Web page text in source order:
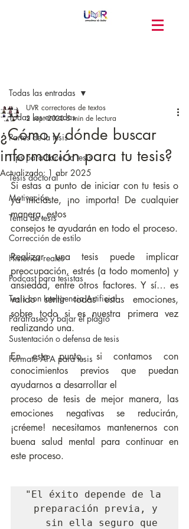
Todas las entradas
Partes de la tesis
Tips para hacer la tesis
Tesis doctoral
Motivación
Tema de tesis
Corrección de estilo
Historias reales
Podcast para tesistas
Tesis con Inteligencia Artificial
Parafraseo y bajar el plagio
Sustentación o defensa de tesis
Formato APA para tesis
Todas las entradas
¿Cómo y dónde buscar
información para tu tesis?
UVR correctores de textos
2 sept 2020 5 min de lectura
Actualizado: 1 abr 2025
Si estas a punto de iniciar con tu tesis o
ya iniciaste, ¡no importa! De cualquier
manera, estos
consejos te ayudarán en todo el proceso.
Realizar una tesis puede implicar
preocupación, estrés (a todo momento) y
ansiedad, entre otros factores. Y sí… es
valido sentir todas estas emociones,
sobre todo si es nuestra primera vez
realizando una.
En este punto, si contamos con
conocimientos previos que puedan
ayudarnos a desarrollar el
proceso de tesis de mejor manera, las
emociones negativas se reducirán,
¡créeme! necesitamos mantenernos con
buena salud mental para continuar en
este proceso.
"El éxito depende de la
preparación previa, y
sin ella seguro que